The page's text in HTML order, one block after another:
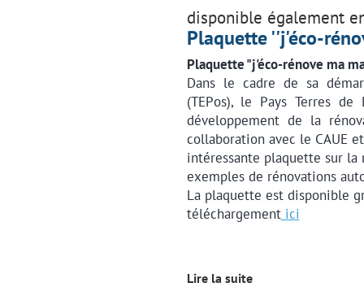
disponible également
Plaquette ''j'éco-
Plaquette "j'éco-rénove ma
Dans le cadre de sa
(TEPos), le Pays Terres
développement de la
collaboration avec le CAUE
intéressante plaquette sur la
exemples de rénovations
La plaquette est disponible
téléchargementici
Lire la suite